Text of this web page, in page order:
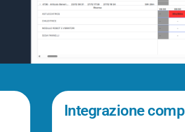
Integrazione